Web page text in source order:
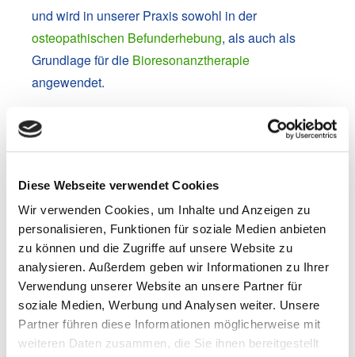
Diese Webseite verwendet Cookies
Wir verwenden Cookies, um Inhalte und Anzeigen zu
personalisieren, Funktionen für soziale Medien anbieten
zu können und die Zugriffe auf unsere Website zu
analysieren. Außerdem geben wir Informationen zu Ihrer
Verwendung unserer Website an unsere Partner für
soziale Medien, Werbung und Analysen weiter. Unsere
Partner führen diese Informationen möglicherweise mit
weiteren Daten zusammen, die Sie ihnen bereitgestellt
und wird in unserer Praxis sowohl in der
osteopathischen Befunderhebung, als auch als
Grundlage für die Bioresonanztherapie
angewendet.